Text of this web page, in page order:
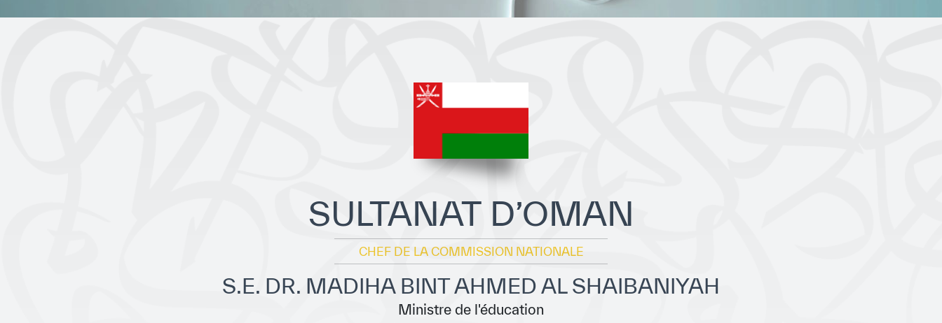
SULTANAT D’OMAN
CHEF DE LA COMMISSION NATIONALE
S.E. DR. MADIHA BINT AHMED AL SHAIBANIYAH
Ministre de l'éducation